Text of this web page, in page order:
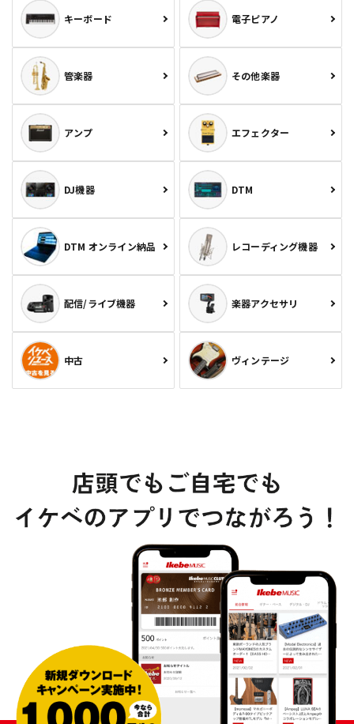
キーボード 電子ピアノ
管楽器 その他楽器
アンプ エフェクター
DJ機器 DTM
DTM オンライン納品 レコーディング機器
配信/ライブ機器 楽器アクセサリ
中古 ヴィンテージ